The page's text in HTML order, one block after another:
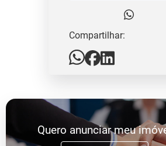
Compartilhar:
Quero anunciar meu